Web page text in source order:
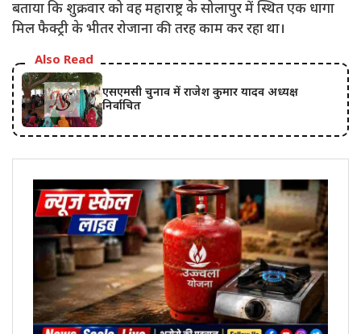
बताया कि शुक्रवार को वह महाराष्ट्र के सोलापुर में स्थित एक धागा
मिल फैक्ट्री के भीतर रोजाना की तरह काम कर रहा था।
Also Read
एसएमसी चुनाव में राजेश कुमार यादव अध्यक्ष
निर्वाचित